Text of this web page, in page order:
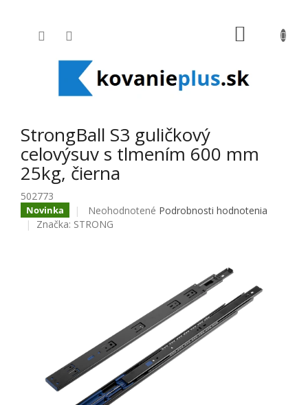
StrongBall S3 guličkový
celovýsuv s tlmením 600 mm
25kg, čierna
502773
Novinka Priemerné hodnotenie produktu je 0,0 z 5
Neohodnotené Podrobnosti hodnotenia
Značka: STRONG